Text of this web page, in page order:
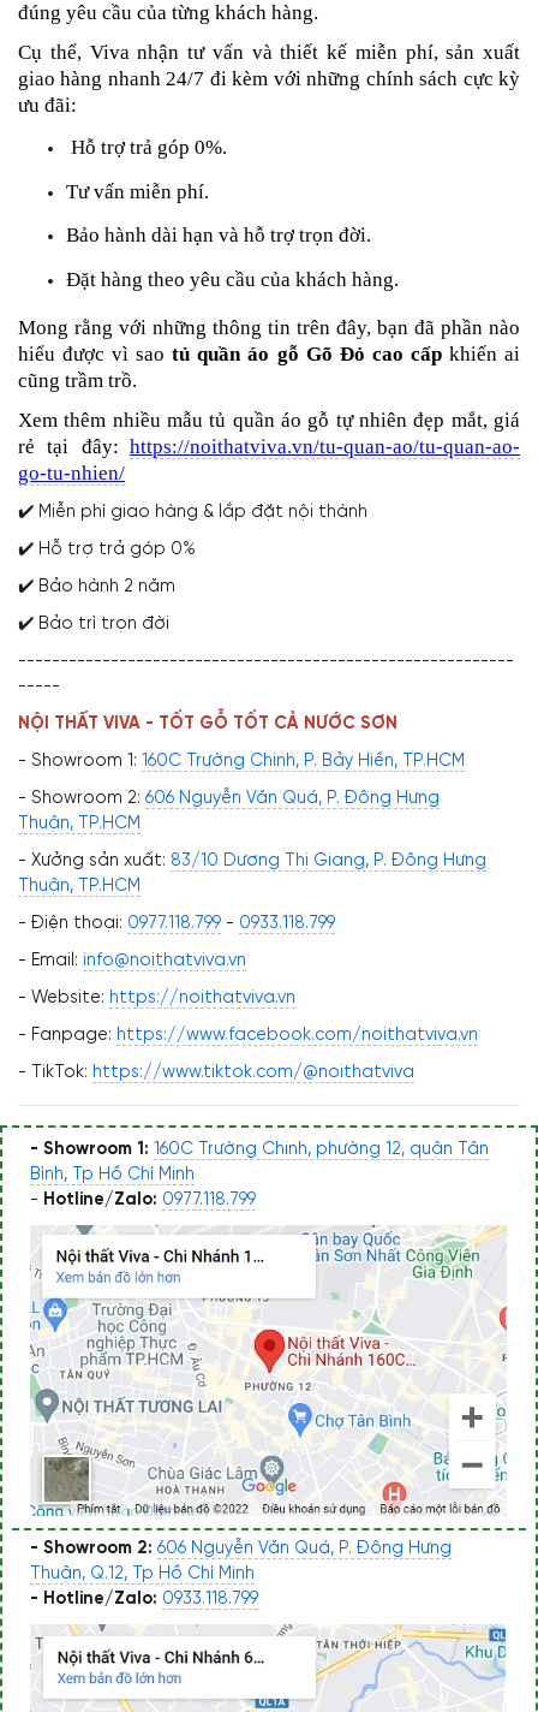
đúng yêu cầu của từng khách hàng.
Cụ thể, Viva nhận tư vấn và thiết kế miễn phí, sản xuất
giao hàng nhanh 24/7 đi kèm với những chính sách cực kỳ
ưu đãi:
Hỗ trợ trả góp 0%.
Tư vấn miễn phí.
Bảo hành dài hạn và hỗ trợ trọn đời.
Đặt hàng theo yêu cầu của khách hàng.
Mong rằng với những thông tin trên đây, bạn đã phần nào
hiểu đượcvì saotủ quần áo gỗ Gõ Đỏ cao cấpkhiến ai
cũng trầm trồ.
Xem thêm nhiều mẫu tủ quần áo gỗ tự nhiên đẹp mắt, giá
rẻ tại đây: https://noithatviva.vn/tu-quan-ao/tu-quan-ao-
go-tu-nhien/
✔️ Miễn phí giao hàng & lắp đặt nội thành
✔️ Hỗ trợ trả góp 0%
✔️ Bảo hành 2 năm
✔️ Bảo trì trọn đời
-----------------------------------------------------------
-----
NỘI THẤT VIVA - TỐT GỖ TỐT CẢ NƯỚC SƠN
- Showroom 1: 160C Trường Chinh, P. Bảy Hiền, TP.HCM
- Showroom 2: 606 Nguyễn Văn Quá, P. Đông Hưng
Thuận, TP.HCM
- Xưởng sản xuất: 83/10 Dương Thị Giang, P. Đông Hưng
Thuận, TP.HCM
- Điện thoại: 0977.118.799 - 0933.118.799
- Email: info@noithatviva.vn
- Website: https://noithatviva.vn
- Fanpage: https://www.facebook.com/noithatviva.vn
- TikTok: https://www.tiktok.com/@noithatviva
- Showroom 1: 160C Trường Chinh, phường 12, quận Tân
Bình, Tp Hồ Chí Minh
- Hotline/Zalo: 0977.118.799
- Showroom 2: 606 Nguyễn Văn Quá, P. Đông Hưng
Thuận, Q.12, Tp Hồ Chí Minh
- Hotline/Zalo: 0933.118.799